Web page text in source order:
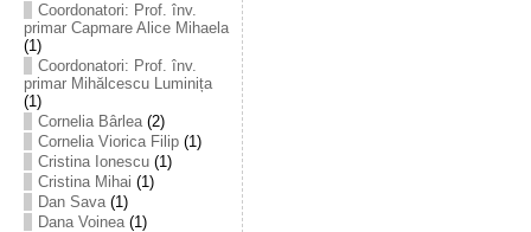
Coordonatori: Prof. înv.
primar Capmare Alice Mihaela
(1)
Coordonatori: Prof. înv.
primar Mihălcescu Luminița
(1)
Cornelia Bârlea(2)
Cornelia Viorica Filip(1)
Cristina Ionescu(1)
Cristina Mihai (1)
Dan Sava(1)
Dana Voinea(1)